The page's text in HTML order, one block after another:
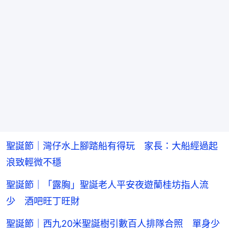
聖誕節｜灣仔水上腳踏船有得玩 家長：大船經過起
浪致輕微不穩
聖誕節｜「露胸」聖誕老人平安夜遊蘭桂坊指人流
少 酒吧旺丁旺財
聖誕節｜西九20米聖誕樹引數百人排隊合照 單身少